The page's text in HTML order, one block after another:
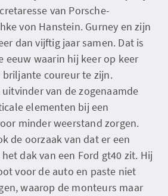
van Porsche-
von Hanstein. Gurney en zijn
dan vijftig jaar samen. Dat is
eeuw waarin hij keer op keer
briljante coureur te zijn.
van de zogenaamde
elementen bij een
minder weerstand zorgen.
de oorzaak van dat er een
dak van een Ford gt40 zit. Hij
voor de auto en paste niet
waarop de monteurs maar